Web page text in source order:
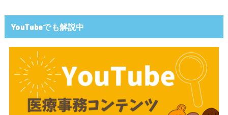
YouTubeでも解説中